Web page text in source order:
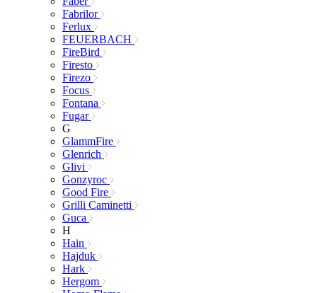
Fabrilor
Ferlux
FEUERBACH
FireBird
Firesto
Firezo
Focus
Fontana
Fugar
G
GlammFire
Glenrich
Glivi
Gonzyroc
Good Fire
Grilli Caminetti
Guca
H
Hain
Hajduk
Hark
Hergom